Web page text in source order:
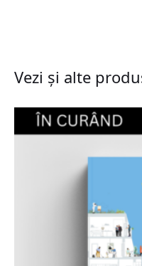
Vezi și alte